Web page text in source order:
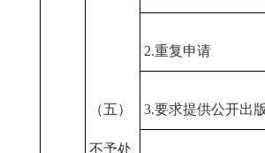
（五）
不予处
2.重复申请
3.要求提供公开出